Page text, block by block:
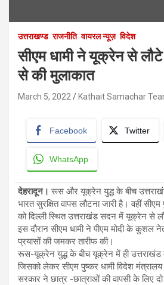
उत्तराखण्ड राजनीति वायरल न्यूज़ विदेश
सीएम धामी ने यूक्रेन से
से की मुलाकात
March 5, 2022 Kathait Samachar
Facebook Twitter
WhatsApp
देहरादून। रूस और यूक्रेन युद्ध के बीच
भारत सुरक्षित वापस लौटना जारी है। वहीं
को दिल्ली स्थित उत्तराखंड सदन में यूक्रेन से
इस दौरान सीएम धामी ने पीएम मोदी के कुशल
प्रयासों की जमकर तारीफ की।
रूस-यूक्रेन युद्ध के बीच यूक्रेन में ही
जिसको लेकर सीएम पुष्कर धामी विदेश
सरकार ने छात्र -छात्राओं की वापसी के लिए